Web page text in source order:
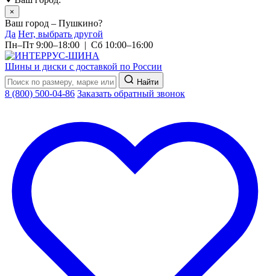
×
Ваш город – Пушкино?
Да Нет, выбрать другой
Пн–Пт 9:00–18:00 | Сб 10:00–16:00
Шины и диски с доставкой по России
Найти
8 (800) 500-04-86 Заказать обратный звонок